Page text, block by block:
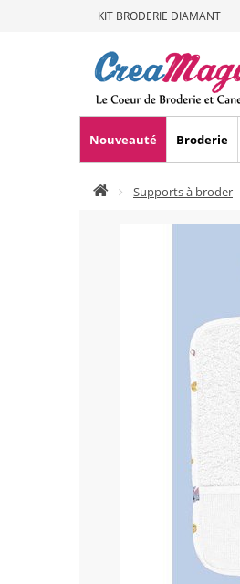
KIT BRODERIE DIAMANT
Nouveauté Broderie
Supports à broder